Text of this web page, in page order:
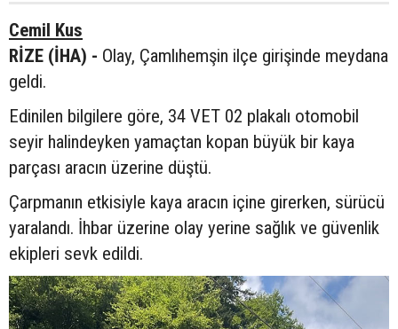
Cemil Kus
RİZE (İHA) - Olay, Çamlıhemşin ilçe girişinde meydana
geldi.
Edinilen bilgilere göre, 34 VET 02 plakalı otomobil
seyir halindeyken yamaçtan kopan büyük bir kaya
parçası aracın üzerine düştü.
Çarpmanın etkisiyle kaya aracın içine girerken, sürücü
yaralandı. İhbar üzerine olay yerine sağlık ve güvenlik
ekipleri sevk edildi.